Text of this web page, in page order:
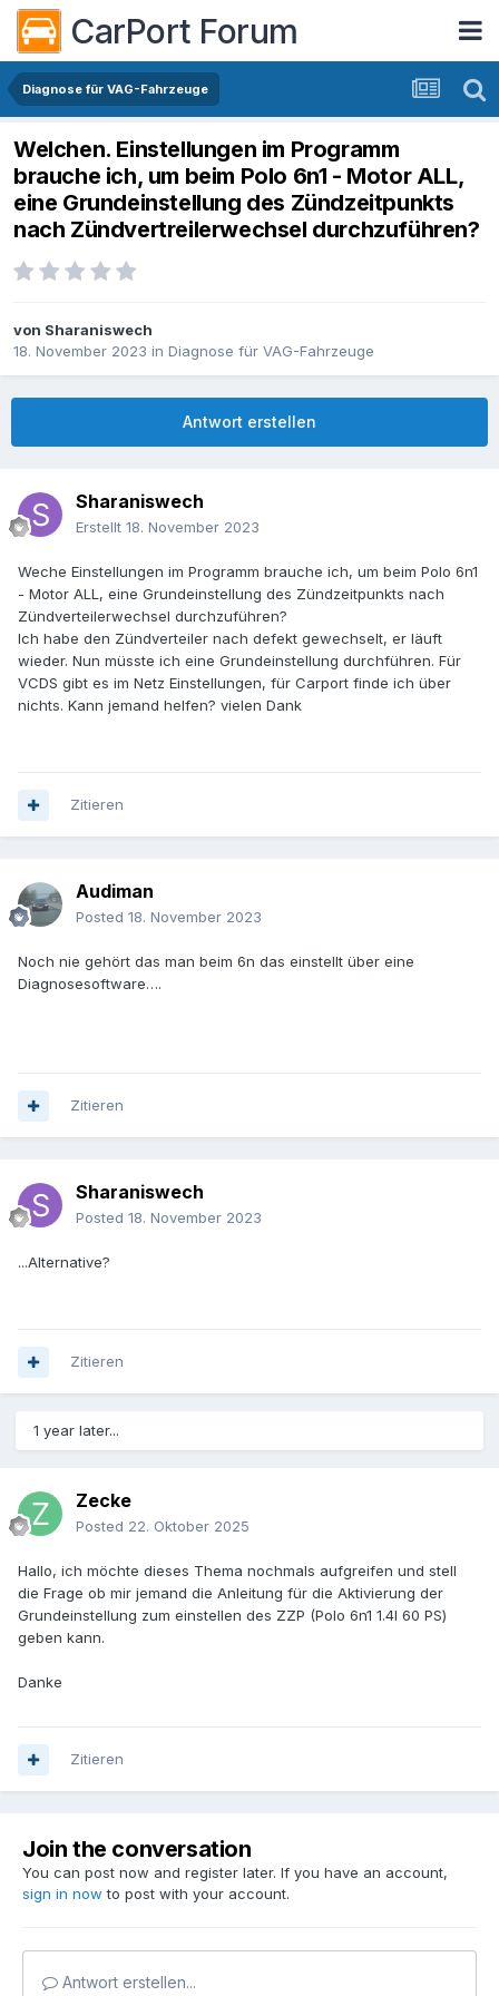
CarPort Forum
Diagnose für VAG-Fahrzeuge
Welchen. Einstellungen im Programm
brauche ich, um beim Polo 6n1 - Motor ALL,
eine Grundeinstellung des Zündzeitpunkts
nach Zündvertreilerwechsel durchzuführen?
von Sharaniswech
18. November 2023 in Diagnose für VAG-Fahrzeuge
Antwort erstellen
Sharaniswech
Erstellt 18. November 2023
Weche Einstellungen im Programm brauche ich, um beim Polo 6n1
- Motor ALL, eine Grundeinstellung des Zündzeitpunkts nach
Zündverteilerwechsel durchzuführen?
Ich habe den Zündverteiler nach defekt gewechselt, er läuft
wieder. Nun müsste ich eine Grundeinstellung durchführen. Für
VCDS gibt es im Netz Einstellungen, für Carport finde ich über
nichts. Kann jemand helfen? vielen Dank
Zitieren
Audiman
Posted 18. November 2023
Noch nie gehört das man beim 6n das einstellt über eine
Diagnosesoftware….
Zitieren
Sharaniswech
Posted 18. November 2023
...Alternative?
Zitieren
1 year later...
Zecke
Posted 22. Oktober 2025
Hallo, ich möchte dieses Thema nochmals aufgreifen und stell
die Frage ob mir jemand die Anleitung für die Aktivierung der
Grundeinstellung zum einstellen des ZZP (Polo 6n1 1.4l 60 PS)
geben kann.
Danke
Zitieren
Join the conversation
You can post now and register later. If you have an account,
sign in now to post with your account.
Antwort erstellen...